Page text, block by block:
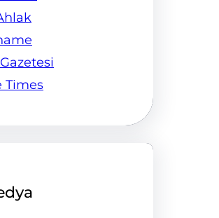
Times